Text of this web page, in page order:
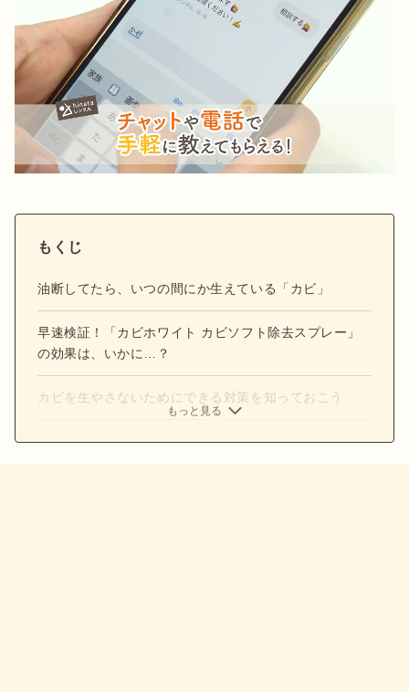
もくじ
油断してたら、いつの間にか生えている「カビ」
早速検証！「カビホワイト カビソフト除去スプレー」
の効果は、いかに…？
カビを生やさないためにできる対策を知っておこう
もっと見る